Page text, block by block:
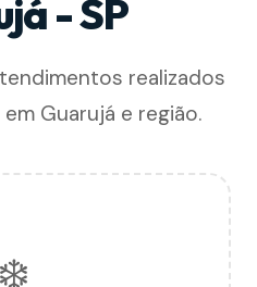
- SP
realizados
Guarujá e região.
❄️